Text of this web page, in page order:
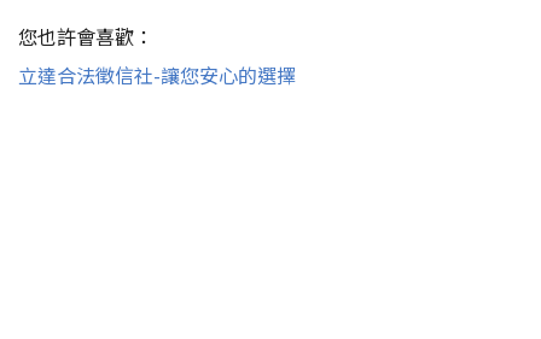
您也許會喜歡：
立達合法徵信社-讓您安心的選擇